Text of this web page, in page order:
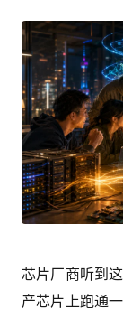
芯片厂商听到
产芯片上跑通